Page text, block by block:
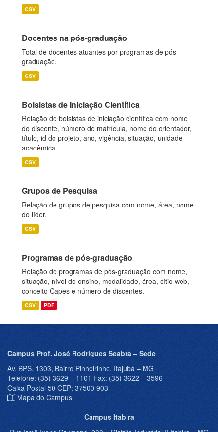
CSV
Docentes na pós-graduação
Total de docentes atuantes por programas de pós-
graduação.
CSV
Bolsistas de Iniciação Científica
Relação de bolsistas de iniciação científica com nome
do discente, número de matrícula, nome do orientador,
título, id do projeto, ano, vigência, situação, unidade
acadêmica.
CSV
Grupos de Pesquisa
Relação de grupos de pesquisa com nome, área, nome
do líder.
CSV
Programas de pós-graduação
Relação de programas de pós-graduação com nome,
situação, nível de ensino, modalidade, área, sítio web,
conceito Capes e número de discentes.
CSV PDF
Campus Prof. José Rodrigues Seabra – Sede
Av. BPS, 1303, Bairro Pinheirinho, Itajubá – MG
Telefone: (35) 3629 – 1101 Fax: (35) 3622 – 3596
Caixa Postal 50 CEP: 37500 903
Mapa do Campus
Campus Itabira